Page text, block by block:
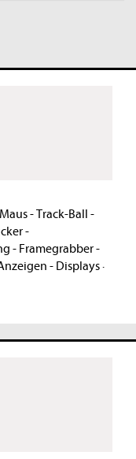
- Track-Ball -
-
- Framegrabber -
- Displays·